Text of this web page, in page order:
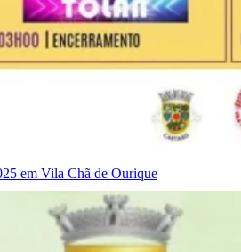
em Vila Chã de Ourique